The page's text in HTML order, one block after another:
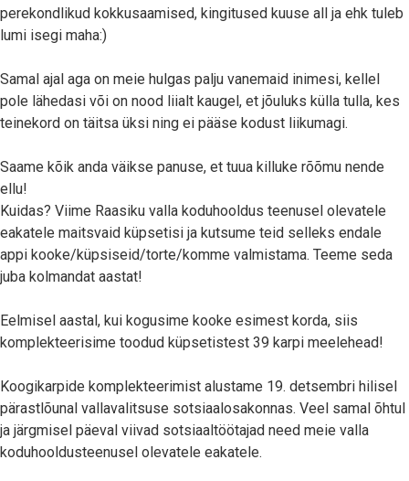
perekondlikud kokkusaamised, kingitused kuuse all ja ehk tuleb
lumi isegi maha:)
Samal ajal aga on meie hulgas palju vanemaid inimesi, kellel
pole lähedasi või on nood liialt kaugel, et jõuluks külla tulla, kes
teinekord on täitsa üksi ning ei pääse kodust liikumagi.
Saame kõik anda väikse panuse, et tuua killuke rõõmu nende
ellu!
Kuidas? Viime Raasiku valla koduhooldus teenusel olevatele
eakatele maitsvaid küpsetisi ja kutsume teid selleks endale
appi kooke/küpsiseid/torte/komme valmistama. Teeme seda
juba kolmandat aastat!
Eelmisel aastal, kui kogusime kooke esimest korda, siis
komplekteerisime toodud küpsetistest 39 karpi meelehead!
Koogikarpide komplekteerimist alustame 19. detsembri hilisel
pärastlõunal vallavalitsuse sotsiaalosakonnas. Veel samal õhtul
ja järgmisel päeval viivad sotsiaaltöötajad need meie valla
koduhooldusteenusel olevatele eakatele.